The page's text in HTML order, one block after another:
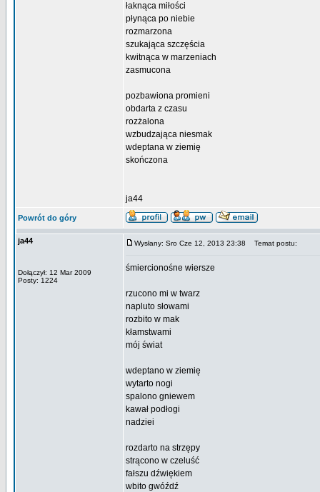
łaknąca miłości
płynąca po niebie
rozmarzona
szukająca szczęścia
kwitnąca w marzeniach
zasmucona
pozbawiona promieni
obdarta z czasu
rozżalona
wzbudzająca niesmak
wdeptana w ziemię
skończona
ja44
Powrót do góry
ja44
Dołączył: 12 Mar 2009
Posty: 1224
Wysłany: Sro Cze 12, 2013 23:38 Temat postu:
śmiercionośne wiersze
rzucono mi w twarz
napluto słowami
rozbito w mak
kłamstwami
mój świat
wdeptano w ziemię
wytarto nogi
spalono gniewem
kawał podłogi
nadziei
rozdarto na strzępy
strącono w czeluść
fałszu dźwiękiem
wbito gwóźdź